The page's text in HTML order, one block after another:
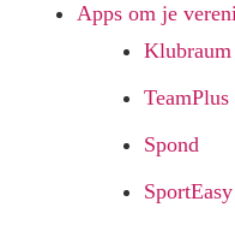
Apps om je
Klubraum
TeamPlus
Spond
SportEasy